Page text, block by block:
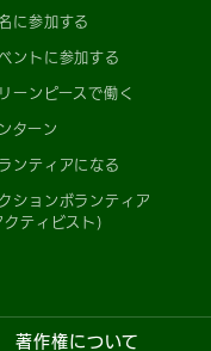
に参加する
ントに参加する
ーンピースで働く
ターン
ンティアになる
ションボランティア
クティビスト)
著作権について